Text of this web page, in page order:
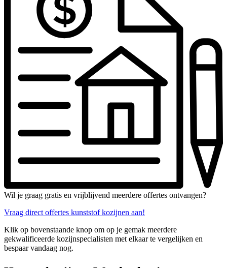
Wil je graag gratis en vrijblijvend meerdere offertes ontvangen?
Vraag direct offertes kunststof kozijnen aan!
Klik op bovenstaande knop om op je gemak meerdere
gekwalificeerde kozijnspecialisten met elkaar te vergelijken en
bespaar vandaag nog.